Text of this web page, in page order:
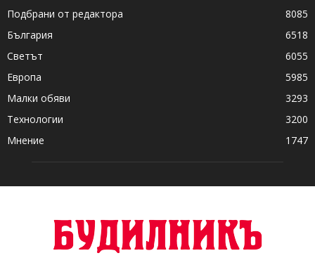
Подбрани от редактора
8085
България
6518
Светът
6055
Европа
5985
Малки обяви
3293
Технологии
3200
Мнение
1747